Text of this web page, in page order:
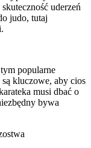
uderzeń
judo, tutaj
popularne
kluczowe, aby cios
musi dbać o
bywa